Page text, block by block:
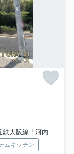
大阪線「河内国分」駅 徒歩15分
ムキッチン